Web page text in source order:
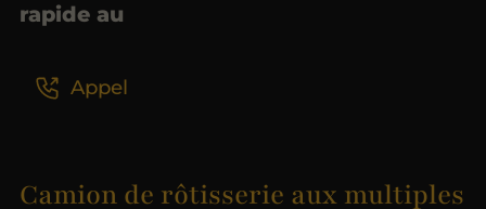
rapide au
Appel
Camion de rôtisserie aux multiples